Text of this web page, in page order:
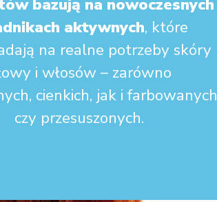
bazują na nowoczesnych
aktywnych, które
na realne potrzeby skóry
i włosów – zarówno
cienkich, jak i farbowanych
czy przesuszonych.